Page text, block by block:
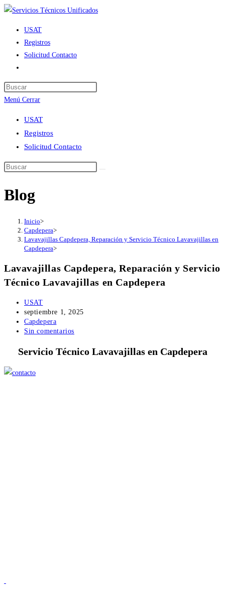
Ir
contenido
USAT
Registros
Solicitud Contacto
de
la
web
Menú Cerrar
USAT
Registros
Solicitud Contacto
Blog
Inicio>
Capdepera>
Lavavajillas Capdepera, Reparación y Servicio Técnico Lavavajillas en
Capdepera>
Lavavajillas Capdepera, Reparación y Servicio
Técnico Lavavajillas en Capdepera
Autor
de
la
entrada:
USAT
Publicación
de
la
septiembre 1, 2025
Categoría
de
entrada:
Capdepera
Comentarios
la
Sin comentarios
Servicio Técnico Lavavajillas en Capdepera